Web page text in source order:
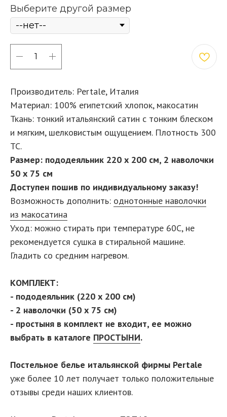
Выберите другой размер
Производитель: Pertale, Италия
Материал: 100% египетский хлопок, макосатин
Ткань: тонкий итальянский сатин с тонким блеском
и мягким, шелковистым ощущением. Плотность 300
ТС.
Размер: пододеяльник 220 х 200 см, 2 наволочки
50 х 75 см
Доступен пошив по индивидуальному заказу!
Возможность дополнить: однотонные наволочки
из макосатина
Уход: можно стирать при температуре 60С, не
рекомендуется сушка в стиральной машине.
Гладить со средним нагревом.
КОМПЛЕКТ:
- пододеяльник (220 х 200 см)
- 2 наволочки (50 х 75 см)
- простыня в комплект не входит, ее можно
выбрать в каталоге ПРОСТЫНИ.
Постельное белье итальянской фирмы Pertale
уже более 10 лет получает только положительные
отзывы среди наших клиентов.